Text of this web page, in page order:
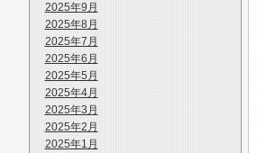
2025年9月
2025年8月
2025年7月
2025年6月
2025年5月
2025年4月
2025年3月
2025年2月
2025年1月